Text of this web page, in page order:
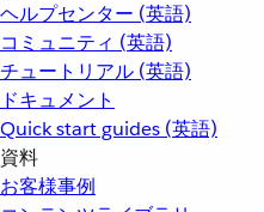
ヘルプセンター (英語)
コミュニティ (英語)
チュートリアル (英語)
ドキュメント
Quick start guides (英語)
資料
お客様事例